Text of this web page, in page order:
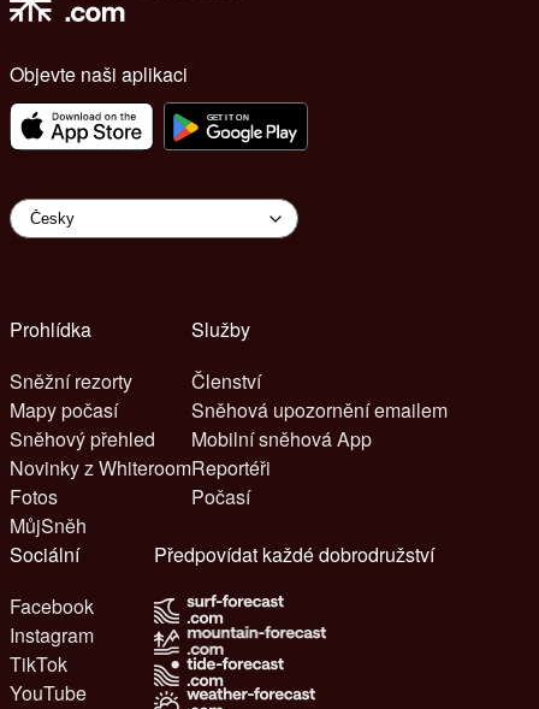
Objevte naši aplikaci
Prohlídka
Sněžní rezorty
Mapy počasí
Sněhový přehled
Novinky z Whiteroom
Fotos
MůjSněh
Služby
Členství
Sněhová upozornění emailem
Mobilní sněhová App
Reportéři
Počasí
Sociální
Facebook
Instagram
TikTok
YouTube
Předpovídat každé dobrodružství